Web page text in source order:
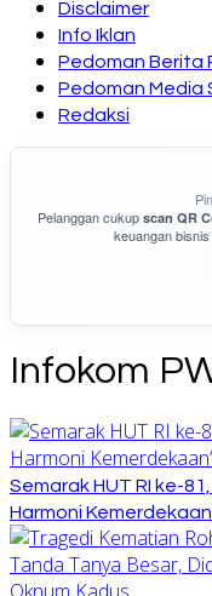
Disclaimer
Info Iklan
Pedoman Berita
Pedoman Media
Redaksi
Pelanggan cukup scan QR
keuangan
Infokom
Semarak HUT RI ke-
Harmoni